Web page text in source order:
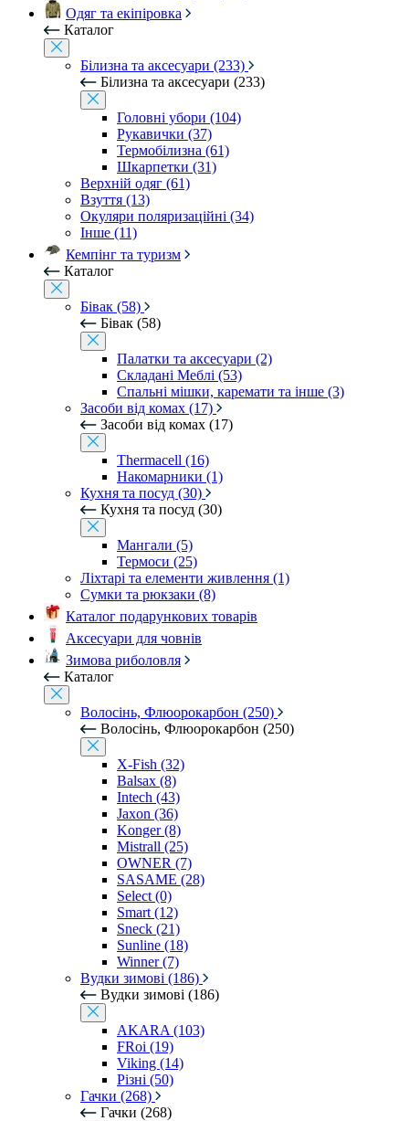
Одяг та екіпіровка
Каталог
Білизна та аксесуари (233)
Білизна та аксесуари (233)
Головні убори (104)
Рукавички (37)
Термобілизна (61)
Шкарпетки (31)
Верхній одяг (61)
Взуття (13)
Окуляри поляризаційні (34)
Інше (11)
Кемпінг та туризм
Каталог
Бівак (58)
Бівак (58)
Палатки та аксесуари (2)
Складані Меблі (53)
Спальні мішки, каремати та інше (3)
Засоби від комах (17)
Засоби від комах (17)
Thermacell (16)
Накомарники (1)
Кухня та посуд (30)
Кухня та посуд (30)
Мангали (5)
Термоси (25)
Ліхтарі та елементи живлення (1)
Сумки та рюкзаки (8)
Каталог подарункових товарів
Аксесуари для човнів
Зимова риболовля
Каталог
Волосінь, Флюорокарбон (250)
Волосінь, Флюорокарбон (250)
X-Fish (32)
Balsax (8)
Intech (43)
Jaxon (36)
Konger (8)
Mistrall (25)
OWNER (7)
SASAME (28)
Select (0)
Smart (12)
Sneck (21)
Sunline (18)
Winner (7)
Вудки зимові (186)
Вудки зимові (186)
AKARA (103)
FRoi (19)
Viking (14)
Різні (50)
Гачки (268)
Гачки (268)